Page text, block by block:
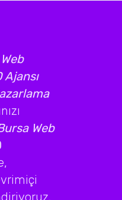
Web
Ajansı
Web